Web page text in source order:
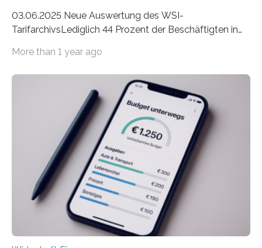
03.06.2025 Neue Auswertung des WSI-
TarifarchivsLediglich 44 Prozent der Beschäftigten in
tarifgebundenen Betrieben ist der Anteil mit 72 Prozent
Unterkünfte fast überall deutlich teurer geworden. Für
viele Beschäftigte ist deshalb das zumeist im Juni oder
Juli ausgezahlte Urlaubsgeld ein wichtiger Faktor, um
sich den wohlverdienten Jahresurlaub leisten zu
können. Allerdings erhält mit 44 Prozent noch nicht
einmal die Hälfte aller Beschäftigten in der
Privatwirtschaft Urlaubsgeld. Zu diesem…
More than 1 year ago